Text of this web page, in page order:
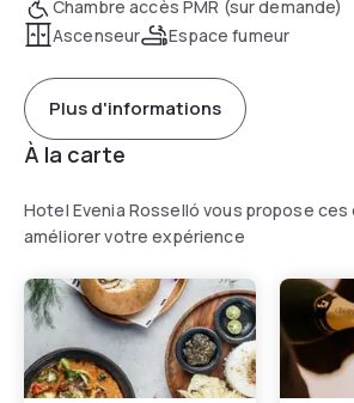
Chambre accès PMR (sur demande)
Ascenseur
Espace fumeur
Plus d'informations
À la carte
Hotel Evenia Rosselló vous propose
améliorer votre expérience